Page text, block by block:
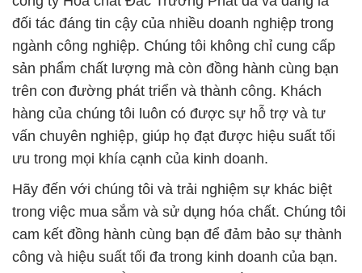
đối tác đáng tin cậy của nhiều doanh nghiệp trong
ngành công nghiệp. Chúng tôi không chỉ cung cấp
sản phẩm chất lượng mà còn đồng hành cùng bạn
trên con đường phát triển và thành công. Khách
hàng của chúng tôi luôn có được sự hỗ trợ và tư
vấn chuyên nghiệp, giúp họ đạt được hiệu suất tối
ưu trong mọi khía cạnh của kinh doanh.
Hãy đến với chúng tôi và trải nghiệm sự khác biệt
trong việc mua sắm và sử dụng hóa chất. Chúng tôi
cam kết đồng hành cùng bạn để đảm bảo sự thành
công và hiệu suất tối đa trong kinh doanh của bạn.